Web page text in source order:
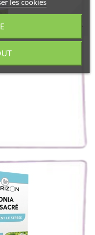
dans les...
les cookies